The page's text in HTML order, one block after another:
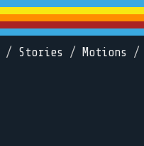
/ Stories / Motions /